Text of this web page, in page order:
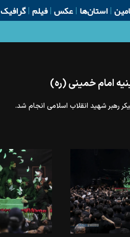
استان‌ها عکس فیلم گرافیک
امام خمینی (ره)
رهبر شهید انقلاب اسلامی انجام شد.